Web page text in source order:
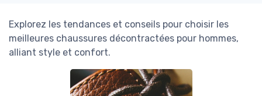
Explorez les tendances et conseils pour choisir les
meilleures chaussures décontractées pour hommes,
alliant style et confort.